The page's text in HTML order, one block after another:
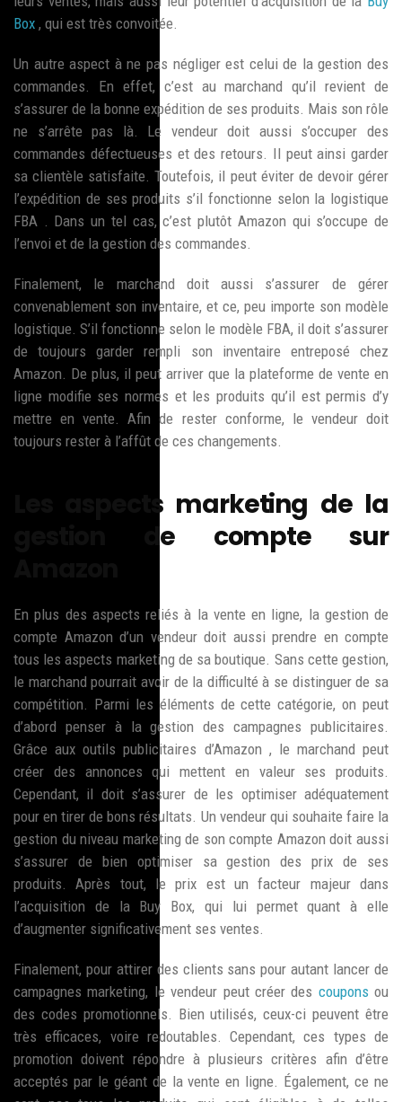
Box , qui est très convoitée.
Un autre aspect à ne pas négliger est celui de la gestion des
commandes. En effet, c’est au marchand qu’il revient de
s’assurer de la bonne expédition de ses produits. Mais son rôle
ne s’arrête pas là. Le vendeur doit aussi s’occuper des
commandes défectueuses et des retours. Il peut ainsi garder
sa clientèle satisfaite. Toutefois, il peut éviter de devoir gérer
l’expédition de ses produits s’il fonctionne selon la logistique
FBA . Dans un tel cas, c’est plutôt Amazon qui s’occupe de
l’envoi et de la gestion des commandes.
Finalement, le marchand doit aussi s’assurer de gérer
convenablement son inventaire, et ce, peu importe son modèle
logistique. S’il fonctionne selon le modèle FBA, il doit s’assurer
de toujours garder rempli son inventaire entreposé chez
Amazon. De plus, il peut arriver que la plateforme de vente en
ligne modifie ses normes et les produits qu’il est permis d’y
mettre en vente. Afin de rester conforme, le vendeur doit
toujours rester à l’affût de ces changements.
Les aspects marketing de la
gestion de compte sur
En plus des aspects reliés à la vente en ligne, la gestion de
compte Amazon d’un vendeur doit aussi prendre en compte
tous les aspects marketing de sa boutique. Sans cette gestion,
le marchand pourrait avoir de la difficulté à se distinguer de sa
compétition. Parmi les éléments de cette catégorie, on peut
d’abord penser à la gestion des campagnes publicitaires.
Grâce aux outils publicitaires d’Amazon , le marchand peut
créer des annonces qui mettent en valeur ses produits.
Cependant, il doit s’assurer de les optimiser adéquatement
pour en tirer de bons résultats. Un vendeur qui souhaite faire la
gestion du niveau marketing de son compte Amazon doit aussi
s’assurer de bien optimiser sa gestion des prix de ses
produits. Après tout, le prix est un facteur majeur dans
l’acquisition de la Buy Box, qui lui permet quant à elle
d’augmenter significativement ses ventes.
Finalement, pour attirer des clients sans pour autant lancer de
campagnes marketing, le vendeur peut créer des coupons ou
des codes promotionnels. Bien utilisés, ceux-ci peuvent être
très efficaces, voire redoutables. Cependant, ces types de
promotion doivent répondre à plusieurs critères afin d’être
acceptés par le géant de la vente en ligne. Également, ce ne